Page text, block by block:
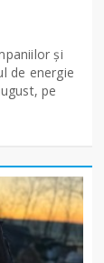
și
de energie
pe